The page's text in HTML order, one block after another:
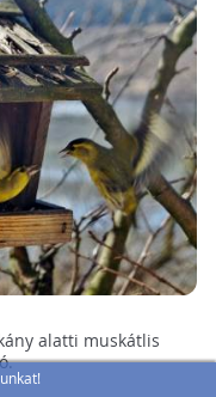
alatti muskátlis